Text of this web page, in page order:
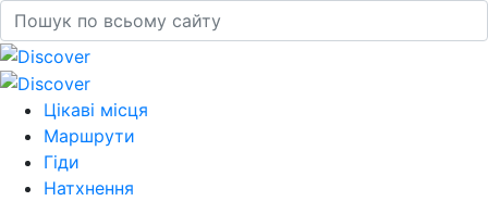
Цікаві місця
Маршрути
Гіди
Натхнення